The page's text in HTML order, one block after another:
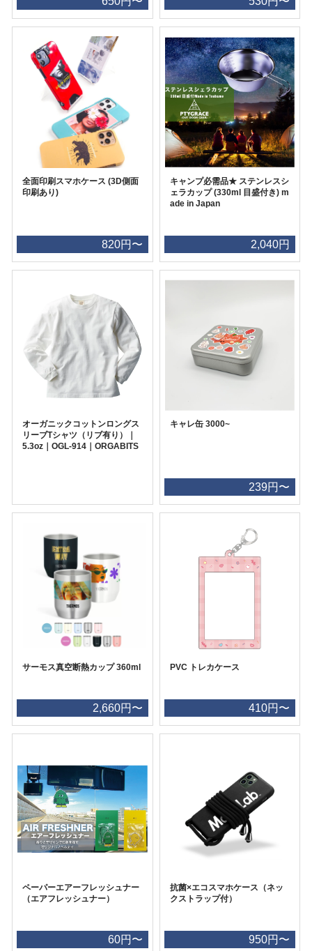
全面印刷スマホケース (3D側面
印刷あり)
820円〜
キャンプ必需品★ ステンレスシ
ェラカップ (330ml 目盛付き) m
ade in Japan
2,040円
オーガニックコットンロングス
リーブTシャツ（リブ有り）｜
5.3oz｜OGL-914｜ORGABITS
キャレ缶 3000~
239円〜
サーモス真空断熱カップ 360ml
2,660円〜
PVC トレカケース
410円〜
ペーパーエアーフレッシュナー
（エアフレッシュナー）
60円〜
抗菌×エコスマホケース（ネッ
クストラップ付）
950円〜